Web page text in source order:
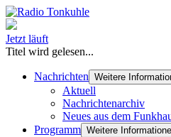
Jetzt läuft
Titel wird gelesen...
Nachrichten Weitere
Aktuell
Nachrichtenarchiv
Neues aus dem
Programm Weitere